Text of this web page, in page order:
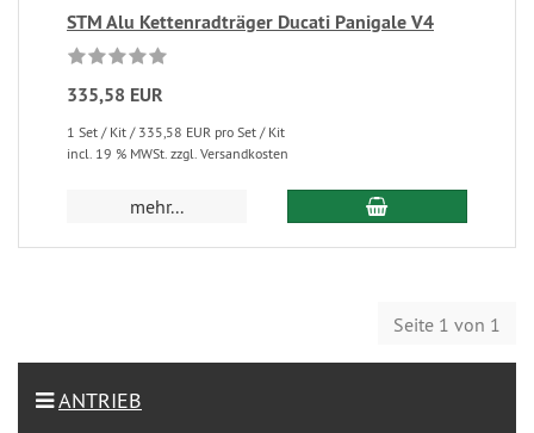
STM Alu Kettenradträger Ducati Panigale V4
335,58 EUR
1 Set / Kit / 335,58 EUR pro Set / Kit
incl. 19 % MWSt. zzgl. Versandkosten
mehr...
Seite 1 von 1
ANTRIEB